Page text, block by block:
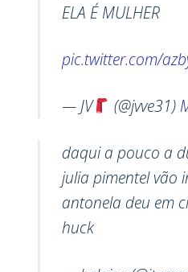
ELA É MULHER
pic.twitter.com/
— JV (@jvve31)
daqui a pouco a
julia pimentel vão
antonela deu em
huck